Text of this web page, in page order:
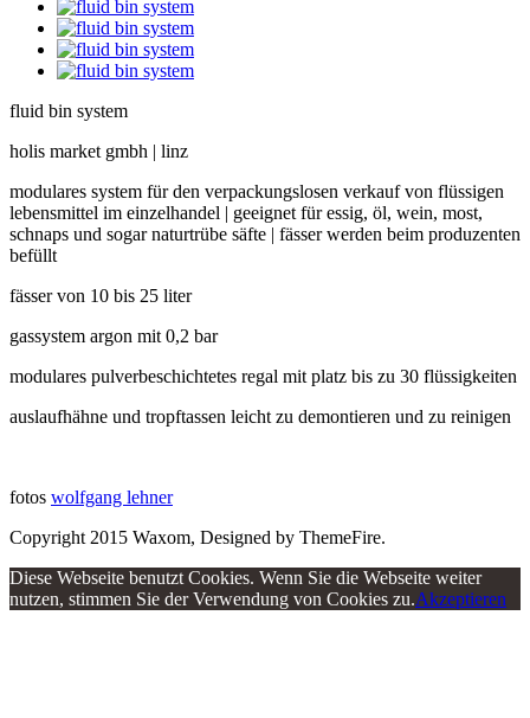
fluid bin system
holis market gmbh | linz
modulares system für den verpackungslosen verkauf von flüssigen
lebensmittel im einzelhandel | geeignet für essig, öl, wein, most,
schnaps und sogar naturtrübe säfte | fässer werden beim produzenten
befüllt
fässer von 10 bis 25 liter
gassystem argon mit 0,2 bar
modulares pulverbeschichtetes regal mit platz bis zu 30 flüssigkeiten
auslaufhähne und tropftassen leicht zu demontieren und zu reinigen
fotos wolfgang lehner
Copyright 2015 Waxom, Designed by ThemeFire.
Diese Webseite benutzt Cookies. Wenn Sie die Webseite weiter
nutzen, stimmen Sie der Verwendung von Cookies zu.Akzeptieren